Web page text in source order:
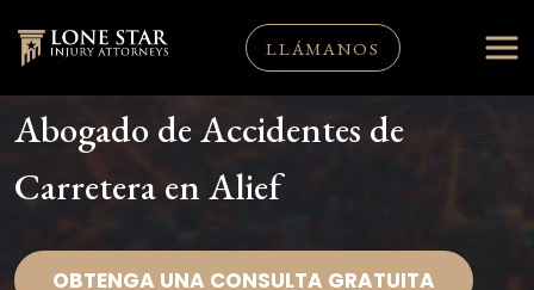
LLÁMANOS
Abogado de Accidentes de
Carretera en Alief
OBTENGA UNA CONSULTA GRATUITA